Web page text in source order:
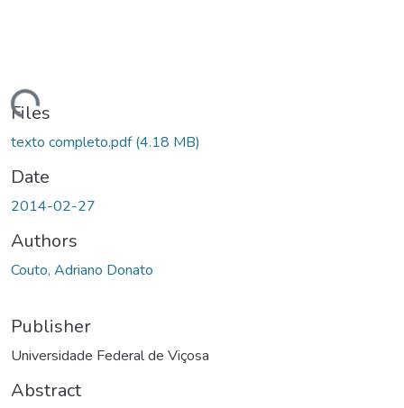
Files
texto completo.pdf(4.18 MB)
Date
2014-02-27
Authors
Couto, Adriano Donato
Publisher
Universidade Federal de Viçosa
Abstract